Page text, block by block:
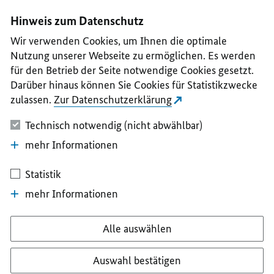
II
III
IV
V
Hinweis zum Datenschutz
Wir verwenden Cookies, um Ihnen die optimale
Nutzung unserer Webseite zu ermöglichen. Es werden
für den Betrieb der Seite notwendige Cookies gesetzt.
Darüber hinaus können Sie Cookies für Statistikzwecke
zulassen. Zur Datenschutzerklärung
Technisch notwendig (nicht abwählbar)
mehr Informationen
Statistik
mehr Informationen
Alle auswählen
Auswahl bestätigen